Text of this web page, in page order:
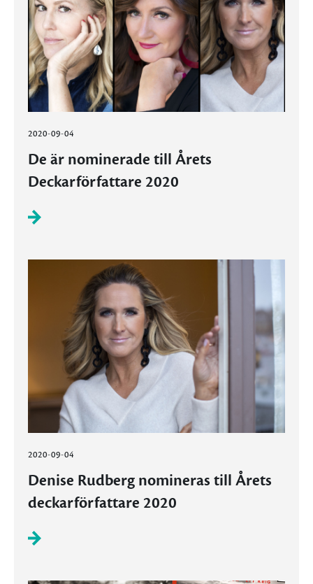
2020-09-04
De är nominerade till Årets
Deckarförfattare 2020
2020-09-04
Denise Rudberg nomineras till Årets
deckarförfattare 2020